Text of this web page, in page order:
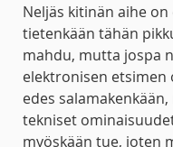
Neljäs kitinän aihe on
tietenkään tähän
mahdu, mutta jospa
elektronisen etsimen
edes
tekniset
myöskään tue, joten